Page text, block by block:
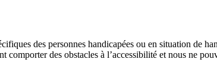
des personnes handicapées ou en situation de
comporter des obstacles à l’accessibilité et nous ne